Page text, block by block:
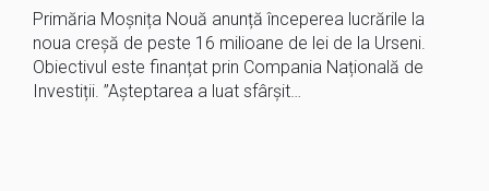
Primăria Moșnița Nouă anunță începerea lucrările la
noua creșă de peste 16 milioane de lei de la Urseni.
Obiectivul este finanțat prin Compania Națională de
Investiții. ”Așteptarea a luat sfârșit…